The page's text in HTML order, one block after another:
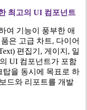
최고의 UI 컴포넌트
여 기능이 풍부한 애
은 고급 차트, 다이어
편집기, 게이지, 일
UI 컴포넌트가 포함
탑을 동시에 목표로 하
드와 리포트를 개발